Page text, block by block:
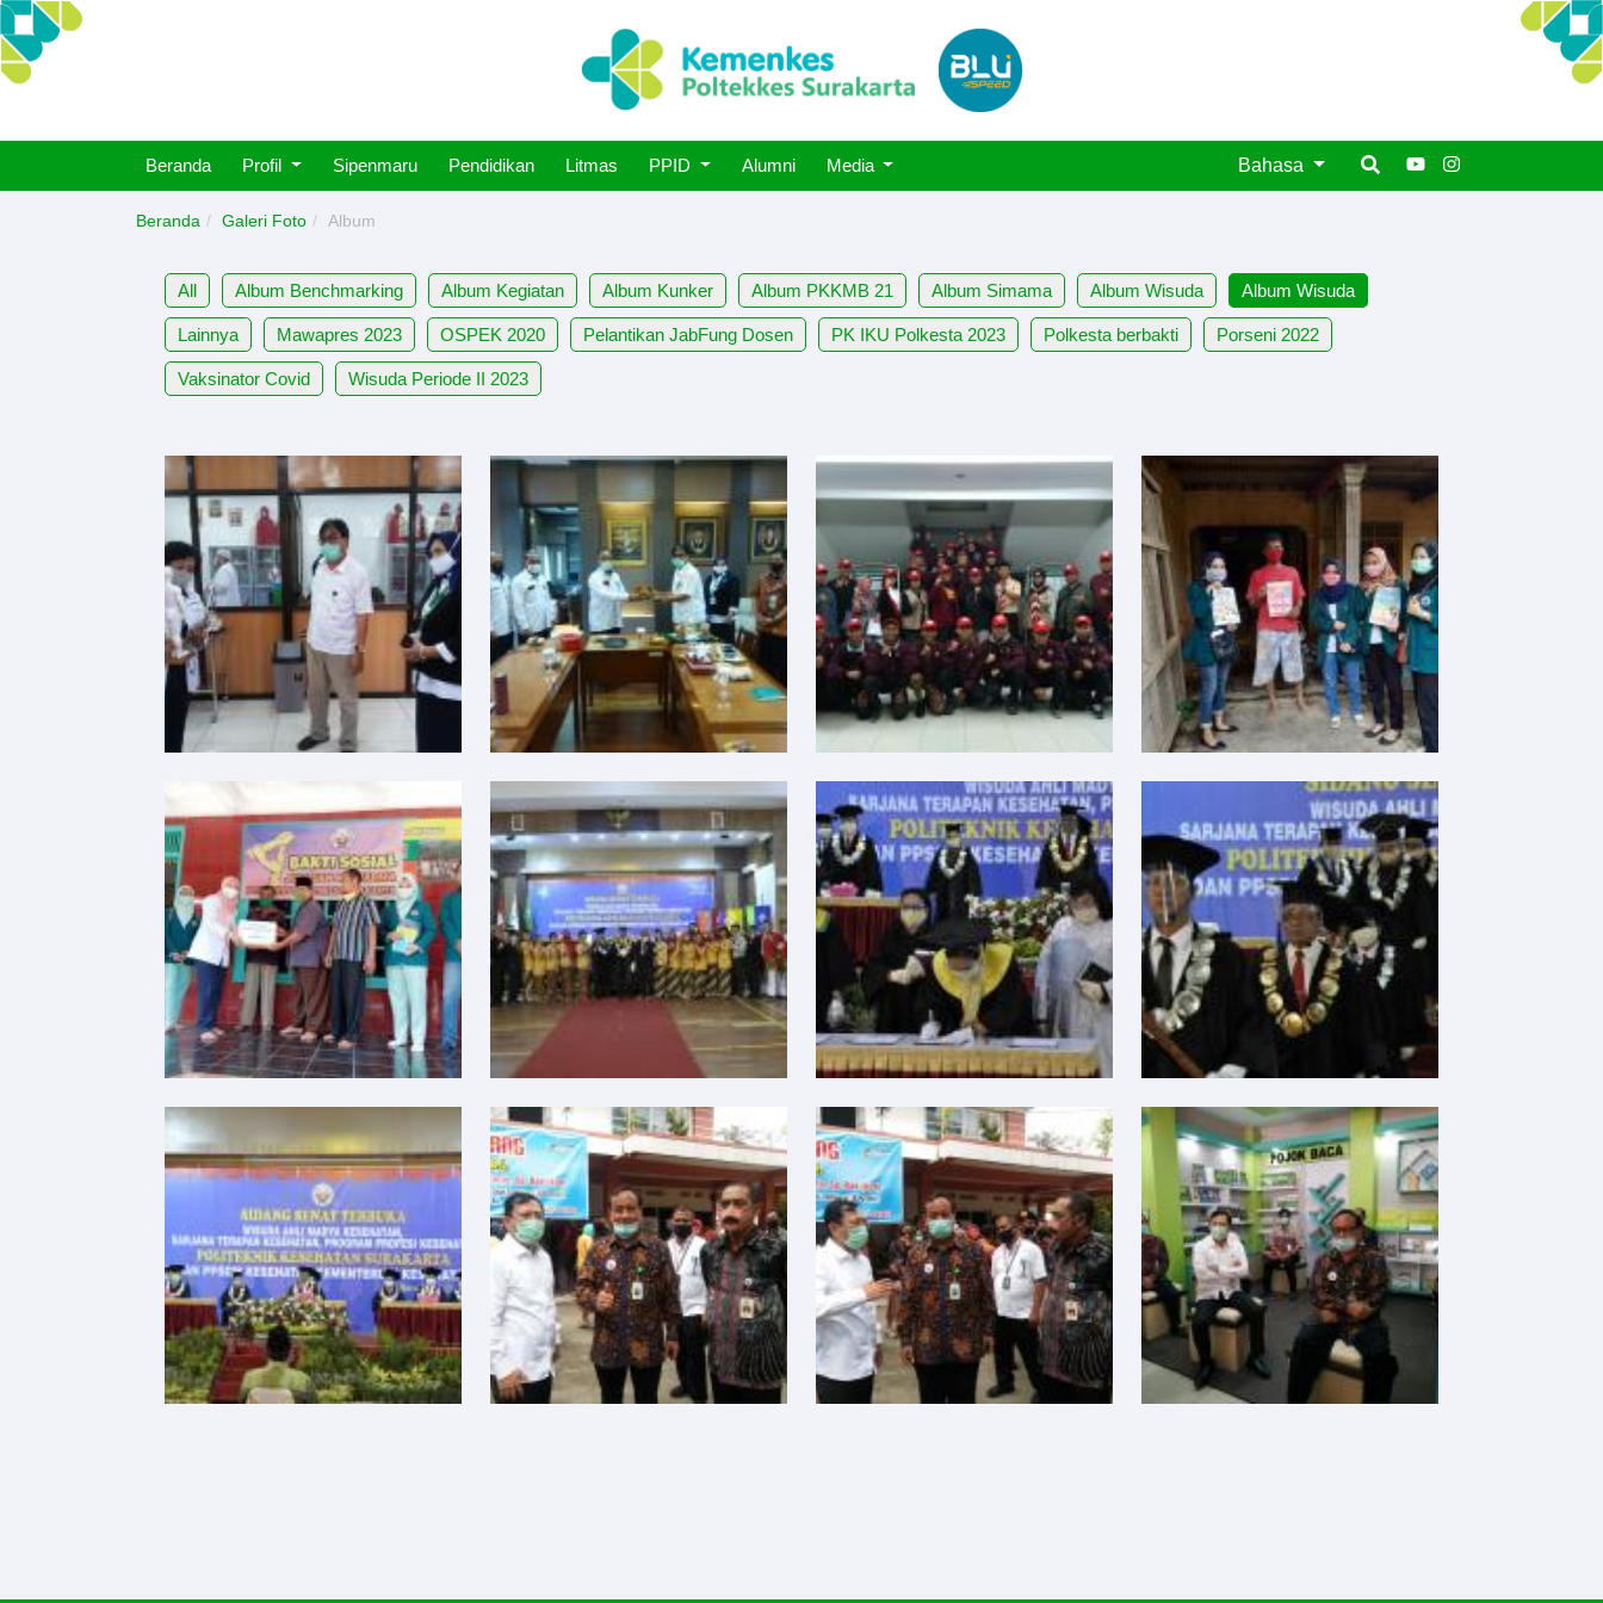
Beranda Profil Sipenmaru Pendidikan Litmas PPID Alumni Media Bahasa
Beranda Galeri Foto Album
All Album Benchmarking Album Kegiatan Album Kunker Album PKKMB 21 Album Simama Album Wisuda Album Wisuda
Lainnya Mawapres 2023 OSPEK 2020 Pelantikan JabFung Dosen PK IKU Polkesta 2023 Polkesta berbakti Porseni 2022
Vaksinator Covid Wisuda Periode II 2023